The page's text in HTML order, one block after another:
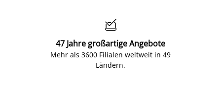

47 Jahre großartige Angebote
Mehr als 3600 Filialen weltweit in 49
Ländern.